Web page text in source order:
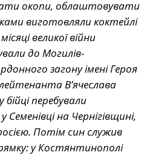
окопи, облаштовувати
виготовляли коктейлі
великої війни
до Могилів-
загону імені Героя
В’ячеслава
перебували
Семенівці на Чернігівщині,
Потім син служив
у Костянтинополі